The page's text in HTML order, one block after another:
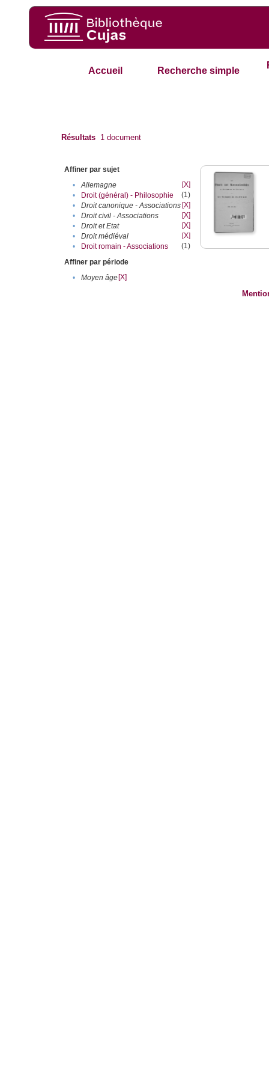
Accueil Recherche simple
Résultats 1 document
Affiner par sujet
•
Allemagne
[X]
•
Droit (général) - Philosophie
(1)
•
Droit canonique - Associations [X]
•
Droit civil - Associations
[X]
•
Droit et Etat
[X]
•
Droit médiéval
[X]
•
Droit romain - Associations
(1)
Affiner par période
•
Moyen âge[X]